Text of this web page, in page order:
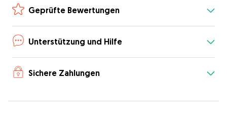
Geprüfte Bewertungen
Unterstützung und Hilfe
Sichere Zahlungen